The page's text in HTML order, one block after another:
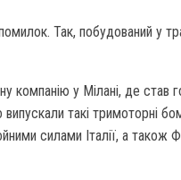
Так, побудований у
компанію у Мілані, де став
такі тримоторні
силами Італії, а також